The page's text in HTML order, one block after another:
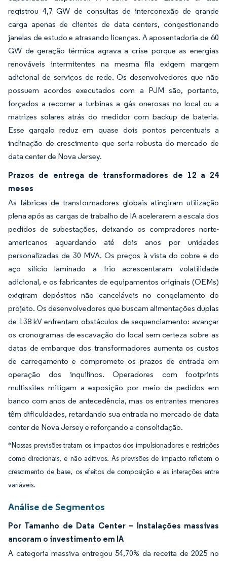
registrou 4,7 GW de consultas de interconexão de grande
carga apenas de clientes de data centers, congestionando
janelas de estudo e atrasando licenças. A aposentadoria de 60
GW de geração térmica agrava a crise porque as energias
renováveis intermitentes na mesma fila exigem margem
adicional de serviços de rede. Os desenvolvedores que não
possuem acordos executados com a PJM são, portanto,
forçados a recorrer a turbinas a gás onerosas no local ou a
matrizes solares atrás do medidor com backup de bateria.
Esse gargalo reduz em quase dois pontos percentuais a
inclinação de crescimento que seria robusta do mercado de
data center de Nova Jersey.
Prazos de entrega de transformadores de 12 a 24
meses
As fábricas de transformadores globais atingiram utilização
plena após as cargas de trabalho de IA acelerarem a escala dos
pedidos de subestações, deixando os compradores norte-
americanos aguardando até dois anos por unidades
personalizadas de 30 MVA. Os preços à vista do cobre e do
aço silício laminado a frio acrescentaram volatilidade
adicional, e os fabricantes de equipamentos originais (OEMs)
exigiram depósitos não canceláveis no congelamento do
projeto. Os desenvolvedores que buscam alimentações duplas
de 138 kV enfrentam obstáculos de sequenciamento: avançar
os cronogramas de escavação do local sem certeza sobre as
datas de embarque dos transformadores aumenta os custos
de carregamento e compromete os prazos de entrada em
operação dos inquilinos. Operadores com footprints
multissites mitigam a exposição por meio de pedidos em
banco com anos de antecedência, mas os entrantes menores
têm dificuldades, retardando sua entrada no mercado de data
center de Nova Jersey e reforçando a consolidação.
*Nossas previsões tratam os impactos dos impulsionadores e restrições
como direcionais, e não aditivos. As previsões de impacto refletem o
crescimento de base, os efeitos de composição e as interações entre
variáveis.
Análise de Segmentos
Por Tamanho de Data Center – Instalações massivas
ancoram o investimento em IA
A categoria massiva entregou 54,70% da receita de 2025 no